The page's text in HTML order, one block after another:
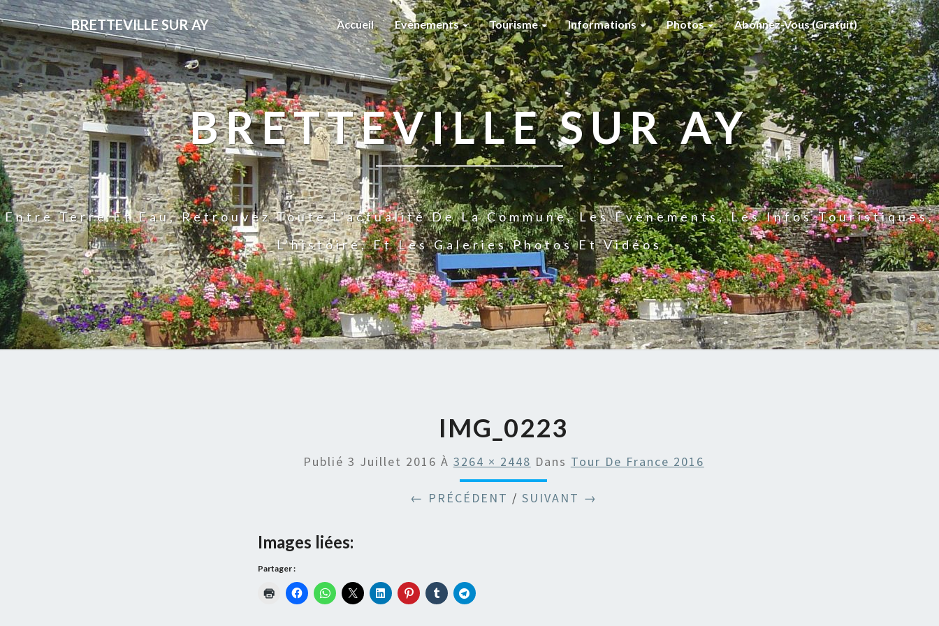
BRETTEVILLE SUR AY Accueil Evènements Tourisme Informations Photos Abonnez-Vous (gratuit)
BRETTEVILLE SUR AY
Entre Terre Et Eau, Retrouvez Toute L'actualité De La Commune, Les Évènements, Les Infos Touristiques,
L'histoire, Et Les Galeries Photos Et Vidéos
IMG_0223
Publié 3 Juillet 2016 À 3264 × 2448 Dans Tour De France 2016
← PRÉCÉDENT / SUIVANT →
Images liées:
Partager :